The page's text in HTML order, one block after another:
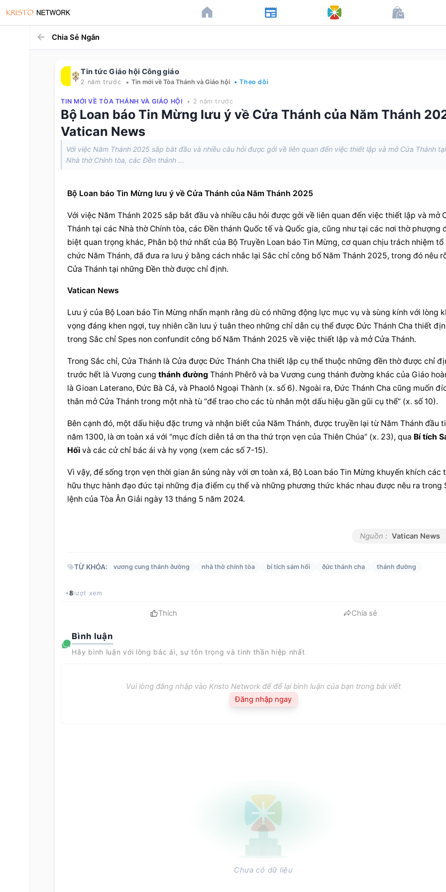
Chia Sẻ Ngắn
Tin tức Giáo hội Công giáo
2 năm trước • Tin mới về Tòa Thánh và Giáo hội • Theo dõi
TIN MỚI VỀ TÒA THÁNH VÀ GIÁO HỘI • 2 năm trước
Bộ Loan báo Tin Mừng lưu ý về Cửa Thánh của Năm Thánh
Vatican News
Với việc Năm Thánh 2025 sắp bắt đầu và nhiều câu hỏi được gởi về liên quan đến việc thiết lập và mở Cửa Thánh
Nhà thờ Chính tòa, các Đền thánh ...
Bộ Loan báo Tin Mừng lưu ý về Cửa Thánh của Năm Thánh 2025
Với việc Năm Thánh 2025 sắp bắt đầu và nhiều câu hỏi được gởi về liên quan đến việc thiết lập và mở
Thánh tại các Nhà thờ Chính tòa, các Đền thánh Quốc tế và Quốc gia, cũng như tại các nơi thờ phượng
biệt quan trọng khác, Phân bộ thứ nhất của Bộ Truyền Loan báo Tin Mừng, cơ quan chịu trách nhiệm tổ
chức Năm Thánh, đã đưa ra lưu ý bằng cách nhắc lại Sắc chỉ công bố Năm Thánh 2025, trong đó nêu
Cửa Thánh tại những Đền thờ được chỉ định.
Vatican News
Lưu ý của Bộ Loan báo Tin Mừng nhấn mạnh rằng dù có những động lực mục vụ và sùng kính với lòng
vọng đáng khen ngợi, tuy nhiên cần lưu ý tuân theo những chỉ dẫn cụ thể được Đức Thánh Cha thiết
trong Sắc chỉ Spes non confundit công bố Năm Thánh 2025 về việc thiết lập và mở Cửa Thánh.
Trong Sắc chỉ, Cửa Thánh là Cửa được Đức Thánh Cha thiết lập cụ thể thuộc những đền thờ được chỉ
trước hết là Vương cung thánh đường Thánh Phêrô và ba Vương cung thánh đường khác của Giáo
là Gioan Laterano, Đức Bà Cả, và Phaolô Ngoại Thành (x. số 6). Ngoài ra, Đức Thánh Cha cũng muốn
thân mở Cửa Thánh trong một nhà tù “để trao cho các tù nhân một dấu hiệu gần gũi cụ thể” (x. số 10).
Bên cạnh đó, một dấu hiệu đặc trưng và nhận biết của Năm Thánh, được truyền lại từ Năm Thánh đầu
năm 1300, là ơn toàn xá với “mục đích diễn tả ơn tha thứ trọn vẹn của Thiên Chúa” (x. 23), qua Bí tích
Hối và các cử chỉ bác ái và hy vọng (xem các số 7-15).
Vì vậy, để sống trọn vẹn thời gian ân sủng này với ơn toàn xá, Bộ Loan báo Tin Mừng khuyến khích các
hữu thực hành đạo đức tại những địa điểm cụ thể và những phương thức khác nhau được nêu ra trong
lệnh của Tòa Ân Giải ngày 13 tháng 5 năm 2024.
Nguồn : Vatican News
TỪ KHÓA: vương cung thánh ðường nhà thờ chính tòa bí tích sám hối ðức thánh cha thánh đường
8lượt xem
Thích Chia sẻ
Bình luận
Hãy bình luận với lòng bác ái, sự tôn trọng và tinh thần hiệp nhất
Vui lòng đăng nhập vào Kristo Network để để lại bình luận của bạn trong bài viết
Đăng nhập ngay
Chưa có dữ liệu